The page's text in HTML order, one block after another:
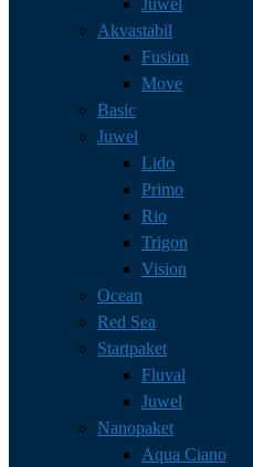
Juwel
Akvastabil
Fusion
Move
Basic
Juwel
Lido
Primo
Rio
Trigon
Vision
Ocean
Red Sea
Startpaket
Fluval
Juwel
Nanopaket
Aqua Ciano